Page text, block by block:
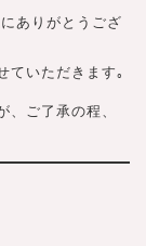
ありがとうござ
ていただきます｡
ご了承の程、